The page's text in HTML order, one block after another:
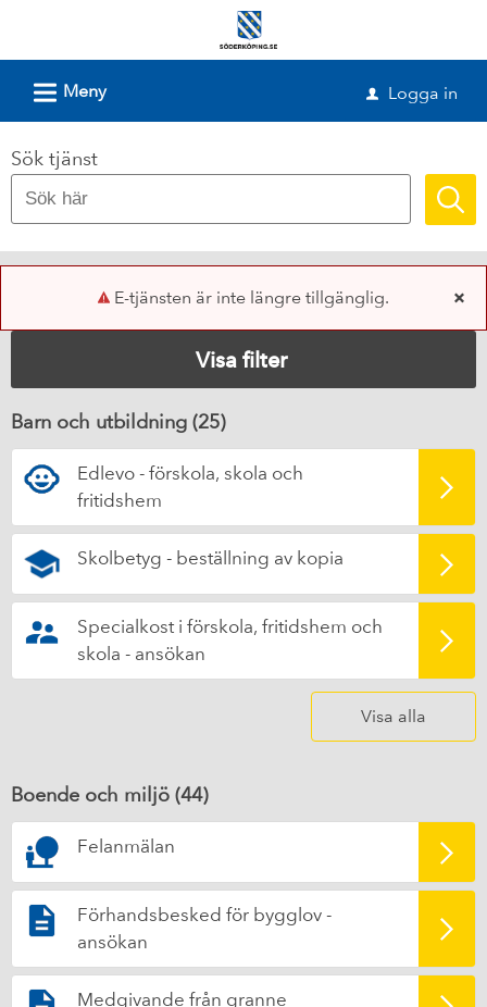
Söderköpings
kommun
L Meny u Logga in
Sök tjänst
E-tjänsten är inte längre tillgänglig. x
Visa filter
Barn och utbildning (25)
Edlevo - förskola, skola och
fritidshem
Skolbetyg - beställning av kopia
Specialkost i förskola, fritidshem och
skola - ansökan
Visa alla
Boende och miljö (44)
Felanmälan
Förhandsbesked för bygglov -
ansökan
Medgivande från granne